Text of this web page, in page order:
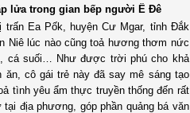
lửa trong gian bếp người Ê Đê
trấn Ea Pốk, huyện Cư Mgar, tỉnh Đắk
Niê lúc nào cũng toả hương thơm nức
cá suối… Như được trời phú cho khả
ăn, cô gái trẻ này đã say mê sáng tạo
tình yêu ẩm thực truyền thống đến rất
tại địa phương, góp phần quảng bá văn